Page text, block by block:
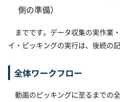
側の準備）
までです。データ収集の実作業
イ・ピッキングの実行は、後続の
全体ワークフロー
動画のピッキングに至るまでの